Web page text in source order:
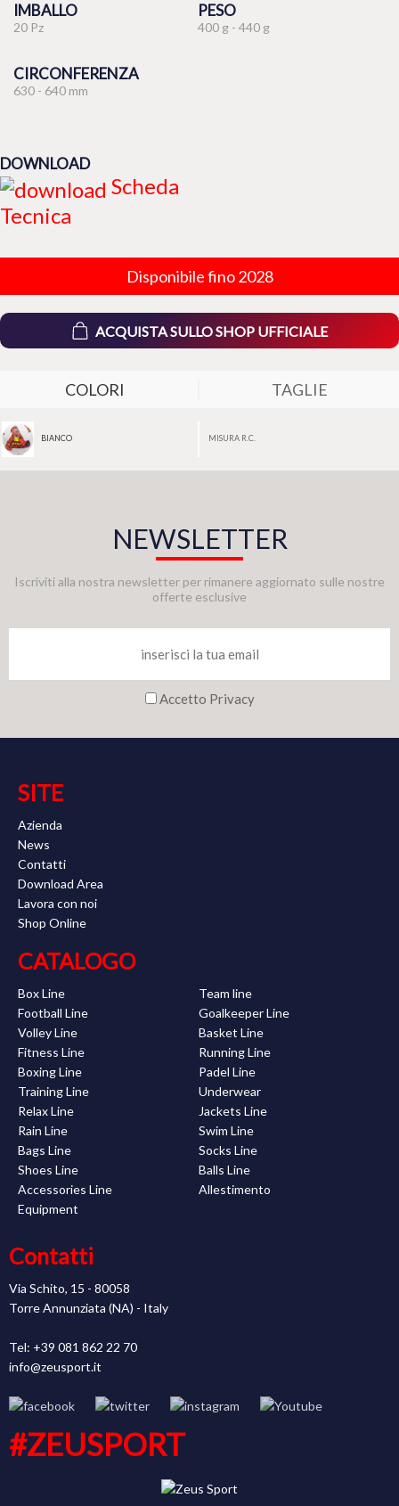
IMBALLO
20 Pz
PESO
400 g - 440 g
CIRCONFERENZA
630 - 640 mm
DOWNLOAD
Scheda
Tecnica
Disponibile fino 2028
ACQUISTA SULLO SHOP UFFICIALE
COLORI TAGLIE
BIANCO MISURA R.C.
NEWSLETTER
Iscriviti alla nostra newsletter per rimanere aggiornato sulle nostre
offerte esclusive
Accetto Privacy
SITE
Azienda
News
Contatti
Download Area
Lavora con noi
Shop Online
CATALOGO
Box Line
Team line
Football Line
Goalkeeper Line
Volley Line
Basket Line
Fitness Line
Running Line
Boxing Line
Padel Line
Training Line
Underwear
Relax Line
Jackets Line
Rain Line
Swim Line
Bags Line
Socks Line
Shoes Line
Balls Line
Accessories Line
Allestimento
Equipment
Contatti
Via Schito, 15 - 80058
Torre Annunziata (NA) - Italy
Tel: +39 081 862 22 70
info@zeusport.it
#ZEUSPORT